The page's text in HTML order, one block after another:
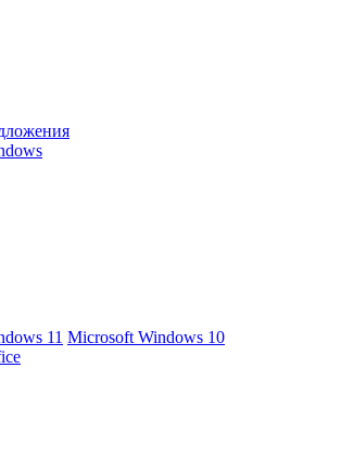
11 Microsoft Windows 10